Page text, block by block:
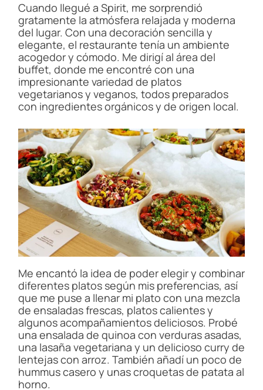
Cuando llegué a Spirit, me sorprendió
gratamente la atmósfera relajada y moderna
del lugar. Con una decoración sencilla y
elegante, el restaurante tenía un ambiente
acogedor y cómodo. Me dirigí al área del
buffet, donde me encontré con una
impresionante variedad de platos
vegetarianos y veganos, todos preparados
con ingredientes orgánicos y de origen local.
Me encantó la idea de poder elegir y combinar
diferentes platos según mis preferencias, así
que me puse a llenar mi plato con una mezcla
de ensaladas frescas, platos calientes y
algunos acompañamientos deliciosos. Probé
una ensalada de quinoa con verduras asadas,
una lasaña vegetariana y un delicioso curry de
lentejas con arroz. También añadí un poco de
hummus casero y unas croquetas de patata al
horno.